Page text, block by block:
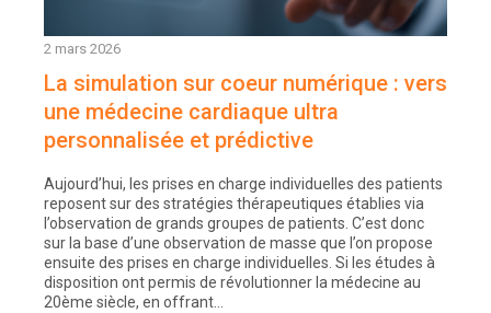
2 mars 2026
La simulation sur coeur numérique : vers
une médecine cardiaque ultra
personnalisée et prédictive
Aujourd’hui, les prises en charge individuelles des patients
reposent sur des stratégies thérapeutiques établies via
l’observation de grands groupes de patients. C’est donc
sur la base d’une observation de masse que l’on propose
ensuite des prises en charge individuelles. Si les études à
disposition ont permis de révolutionner la médecine au
20ème siècle, en offrant…